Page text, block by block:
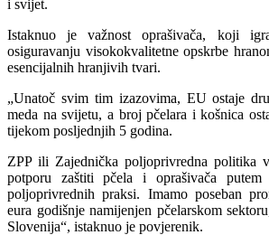
i svijet.
Istaknuo je važnost oprašivača, koji
osiguravanju visokokvalitetne opskrbe
esencijalnih hranjivih tvari.
„Unatoč svim tim izazovima, EU ostaje
meda na svijetu, a broj pčelara i košnica
tijekom posljednjih 5 godina.
ZPP ili Zajednička poljoprivredna politika
potporu zaštiti pčela i oprašivača putem
poljoprivrednih praksi. Imamo poseban
eura godišnje namijenjen pčelarskom
Slovenija“, istaknuo je povjerenik.